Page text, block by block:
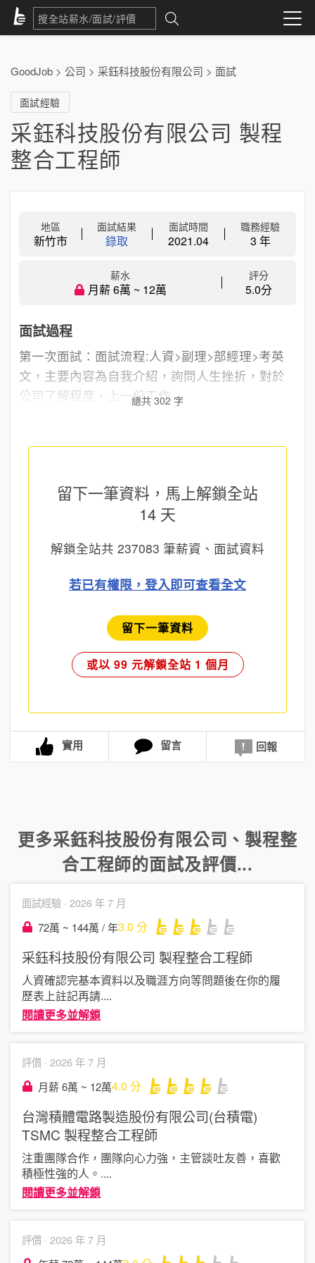
GoodJob > 公司 > 采鈺科技股份有限公司 > 面試
面試經驗
采鈺科技股份有限公司 製程
整合工程師
地區
新竹市
面試結果
錄取
面試時間
2021.04
職務經驗
3 年
薪水
月薪 6萬 ~ 12萬
評分
5.0分
面試過程
第一次面試：面試流程:人資>副理>部經理>考英
文，主要內容為自我介紹，詢問人生挫折，對於
公司了解程度，上一份工作...
總共 302 字
留下一筆資料，馬上解鎖全站
14 天
解鎖全站共 237083 筆薪資、面試資料
若已有權限，登入即可查看全文
留下一筆資料
或以 99 元解鎖全站 1 個月
實用 留言 回報
更多采鈺科技股份有限公司 、製程整
合工程師的面試及評價...
面試經驗 · 2026 年 7 月
72萬 ~ 144萬 / 年3.0 分
采鈺科技股份有限公司 製程整合工程師
人資確認完基本資料以及職涯方向等問題後在你的履
歷表上註記再請....
閱讀更多並解鎖
評價 · 2026 年 7 月
月薪 6萬 ~ 12萬4.0 分
台灣積體電路製造股份有限公司(台積電)
TSMC 製程整合工程師
注重團隊合作，團隊向心力強，主管談吐友善，喜歡
積極性強的人。 ....
閱讀更多並解鎖
評價 · 2026 年 7 月